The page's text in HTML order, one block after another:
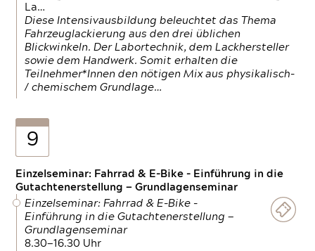
La…
Diese Intensivausbildung beleuchtet das Thema
Fahrzeuglackierung aus den drei üblichen
Blickwinkeln. Der Labortechnik, dem Lackhersteller
sowie dem Handwerk. Somit erhalten die
Teilnehmer*Innen den nötigen Mix aus physikalisch-
/ chemischem Grundlage…
9
Einzelseminar: Fahrrad & E-Bike - Einführung in die
Gutachtenerstellung — Grundlagenseminar
Einzelseminar: Fahrrad & E-Bike -
Einführung in die Gutachtenerstellung —
Grundlagenseminar
8.30—16.30 Uhr